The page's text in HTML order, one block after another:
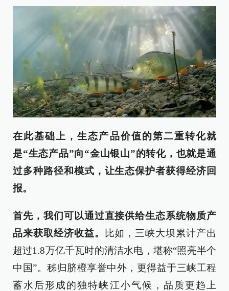
在此基础上，生态产品价值的第二重转化就
是“生态产品”向“金山银山”的转化，也就是通
过多种路径和模式，让生态保护者获得经济回
报。
首先，我们可以通过直接供给生态系统物质产
品来获取经济收益。
比如，三峡大坝累计产出
超过1.8万亿千瓦时的清洁水电，堪称“照亮半个
中国”。秭归脐橙享誉中外，更得益于三峡工程
蓄水后形成的独特峡江小气候，品质更趋上